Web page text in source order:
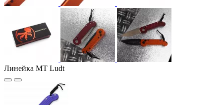
Линейка MT Ludt